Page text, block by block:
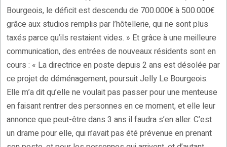
Bourgeois, le déficit est descendu de 700.000€ à 500.000€
grâce aux studios remplis par l’hôtellerie, qui ne sont plus
taxés parce qu’ils restaient vides. » Et grâce à une meilleure
communication, des entrées de nouveaux résidents sont en
cours : « La directrice en poste depuis 2 ans est désolée par
ce projet de déménagement, poursuit Jelly Le Bourgeois.
Elle m’a dit qu’elle ne voulait pas passer pour une menteuse
en faisant rentrer des personnes en ce moment, et elle leur
annonce que peut-être dans 3 ans il faudra s’en aller. C’est
un drame pour elle, qui n’avait pas été prévenue en prenant